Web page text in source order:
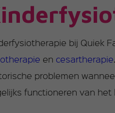
bij Quiek
en cesartherapie
problemen
functioneren van het